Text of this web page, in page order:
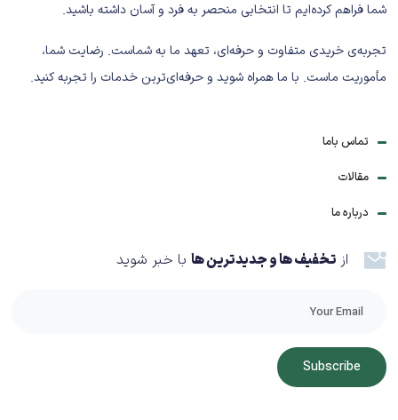
شما فراهم کرده‌ایم تا انتخابی منحصر به فرد و آسان داشته باشید.
تجربه‌ی خریدی متفاوت و حرفه‌ای، تعهد ما به شماست. رضایت شما،
مأموریت ماست. با ما همراه شوید و حرفه‌ای‌ترین خدمات را تجربه کنید.
تماس باما
مقالات
درباره ما
از تخفیف ها و جدیدترین ها با خبر شوید
Subscribe